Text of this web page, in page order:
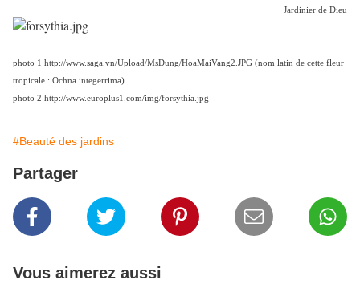
Jardinier de Dieu
photo 1 http://www.saga.vn/Upload/MsDung/HoaMaiVang2.JPG (nom latin de cette fleur
tropicale : Ochna integerrima)
photo 2 http://www.europlus1.com/img/forsythia.jpg
#Beauté des jardins
Partager
Vous aimerez aussi